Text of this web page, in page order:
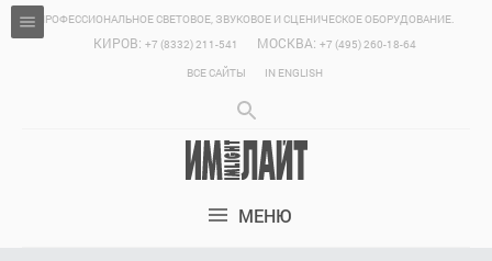
ПРОФЕССИОНАЛЬНОЕ СВЕТОВОЕ, ЗВУКОВОЕ И СЦЕНИЧЕСКОЕ ОБОРУДОВАНИЕ.
КИРОВ: +7 (8332) 211-541 МОСКВА: +7 (495) 260-18-64
ВСЕ САЙТЫ
IN ENGLISH
МЕНЮ